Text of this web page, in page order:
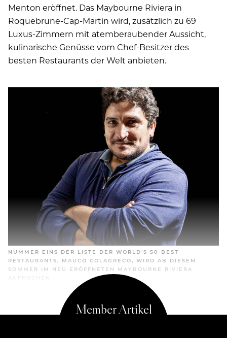
Menton eröffnet. Das Maybourne Riviera in
Roquebrune-Cap-Martin wird, zusätzlich zu 69
Luxus-Zimmern mit atemberaubender Aussicht,
kulinarische Genüsse vom Chef-Besitzer des
besten Restaurants der Welt anbieten.
NUMMER EINS DER LISTE DER WORLD’S 50 BEST
RESTAURANTS, MAUCO COLAGRECO, WIRD AB DIESEM
SOMMER IM NEU ERÖFFNETEN MAYBOURNE RIVIERA